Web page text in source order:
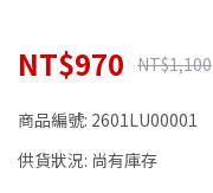
NT$970 NT$1,100
商品編號: 2601LU00001
供貨狀況: 尚有庫存